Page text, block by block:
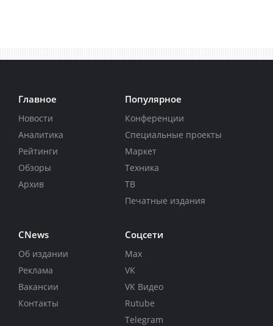
Главное
Новости
Аналитика
Рейтинги
Обзоры
Архив
Популярное
Конференции
Специальные проекты
Маркет
Техника
ТВ
Печатные издания
CNews
Об издании
Реклама
Вакансии
Контакты
Соцсети
Max
VK
VK Видео
Rutube
Telegram